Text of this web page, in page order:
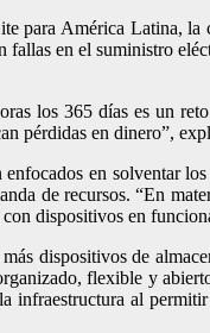
para América Latina,
fallas en el suministro
los 365 días es un
pérdidas en dinero”,
en solventar
de recursos. “En
dispositivos en
dispositivos de
flexible y
infraestructura al